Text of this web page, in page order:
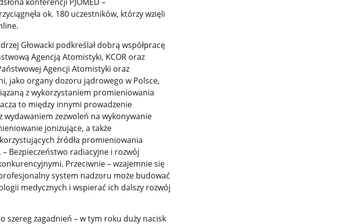
konferencji PJOMED –
ok. 180 uczestników, którzy wzięli
Głowacki podkreślał dobrą współpracę
Agencją Atomistyki, KCOR oraz
Agencji Atomistyki oraz
jako organy dozoru jądrowego w Polsce,
z wykorzystaniem promieniowania
to między innymi prowadzenie
zezwoleń na wykonywanie
jonizujące, a także
źródła promieniowania
Bezpieczeństwo radiacyjne i rozwój
Przeciwnie – wzajemnie się
system nadzoru może budować
medycznych i wspierać ich dalszy rozwój
szereg zagadnień – w tym roku duży nacisk